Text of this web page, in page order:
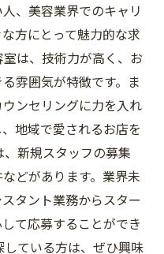
、美容業界でのキャリ
方にとって魅力的な求
は、技術力が高く、お
雰囲気が特徴です。ま
ンセリングに力を入れ
地域で愛されるお店を
新規スタッフの募集
どがあります。業界未
タント業務からスター
て応募することができ
している方は、ぜひ興味